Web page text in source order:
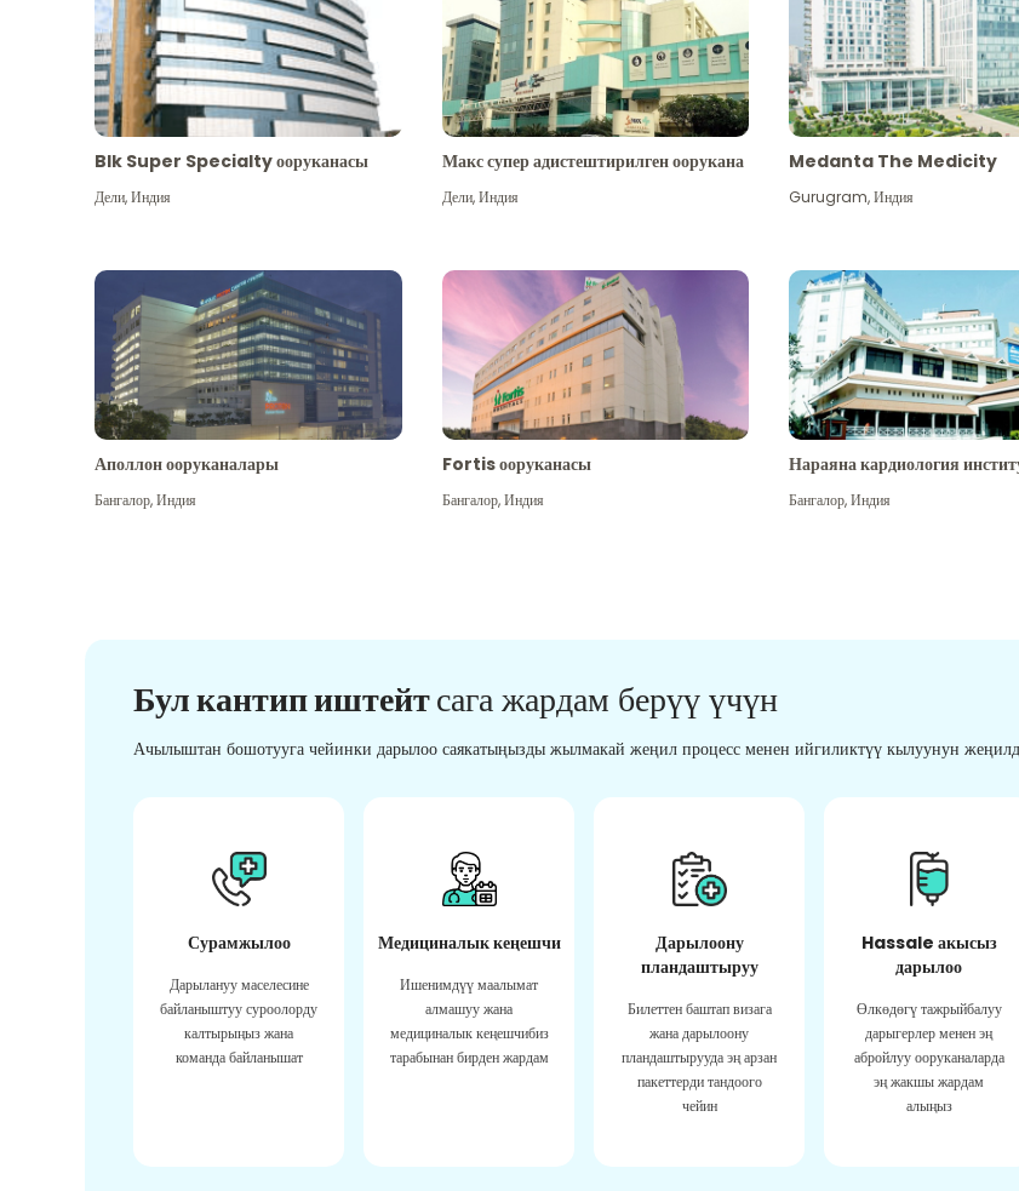
Blk Super Specialty ооруканасы
Дели,Индия
Макс супер адистештирилген оорукана
Дели,Индия
Medanta The Medicity
Gurugram,Индия
Аполлон ооруканалары
Бангалор,Индия
Fortis ооруканасы
Бангалор,Индия
Нараяна кардиология
Бангалор,Индия
Бул кантип иштейтсага жардам берүү үчүн
Ачылыштан бошотууга чейинки дарылоо саякатыңызды жылмакай жеңил процесс менен ийгиликтүү кылуунун
Сурамжылоо
Дарылануу маселесине
байланыштуу суроолорду
калтырыңыз жана
команда байланышат
Медициналык кеңешчи
Ишенимдүү маалымат
алмашуу жана
медициналык кеңешчибиз
тарабынан бирден жардам
Дарылоону
пландаштыруу
Билеттен баштап визага
жана дарылоону
пландаштырууда эң арзан
пакеттерди тандоого
чейин
Hassale акысыз
дарылоо
Өлкөдөгү тажрыйбалуу
дарыгерлер менен эң
абройлуу ооруканаларда
эң жакшы жардам
алыңыз